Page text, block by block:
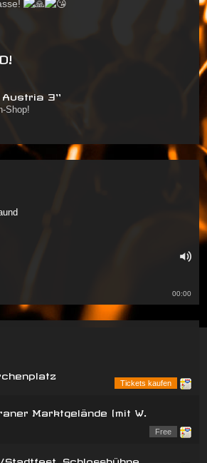
Austria 3"
Shop!
00:00
Tickets kaufen
Marktgelände (mit W.
Free
Stadtfest, Schlossbühne